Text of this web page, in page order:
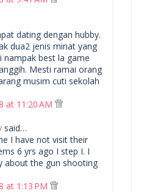
dating dengan hubby.
dua2 jenis minat yang
nampak best la game
Mesti ramai orang
musim cuti sekolah
at 11:20 AM
said…
I have not visit their
6 yrs ago I step I. I
about the gun shooting
at 1:13 PM